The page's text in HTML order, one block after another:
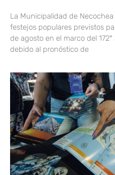
La Municipalidad de
festejos populares previstos
de agosto en el marco del
debido al pronóstico de